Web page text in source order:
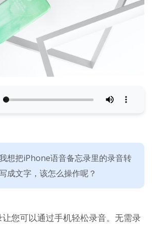
想把iPhone语音备忘录里的录音转
成文字，该怎么操作呢？
您可以通过手机轻松录音。无需录